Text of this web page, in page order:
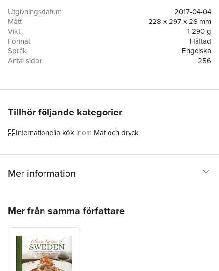
Loin of Pork with Prunes and Hasselback Potatoes, and Danish
Pastries, to more unusual recipes, such as Fried Salt Herring
with Red Onion Compote and Elk Meatballs with Lingon and
Rhubarb Soup.
Utgivningsdatum
2017-04-04
Mått
228 x 297 x 26 mm
Vikt
1 290 g
Format
Häftad
Språk
Engelska
Antal sidor
256
Tillhör följande kategorier
Internationella kök inom Mat och dryck
Mer information
Mer från samma författare